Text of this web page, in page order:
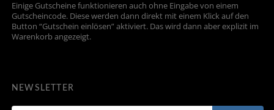
Einige Gutscheine funktionieren auch ohne Eingabe von einem
Gutscheincode. Diese werden dann direkt mit einem Klick auf den
Button “Gutschein einlösen” aktiviert. Das wird dann aber explizit im
Warenkorb angezeigt.
NEWSLETTER